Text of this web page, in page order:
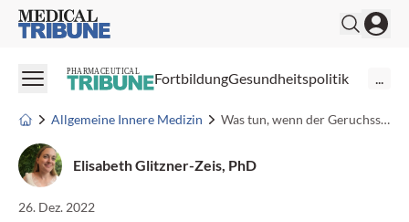
Medical Tribune
PHARMACEUTICAL FortbildungGesundheitspolitik ...
Allgemeine Innere Medizin Was tun, wenn der Geruchssinn weg ist?
Elisabeth Glitzner-Zeis, PhD
26. Dez. 2022